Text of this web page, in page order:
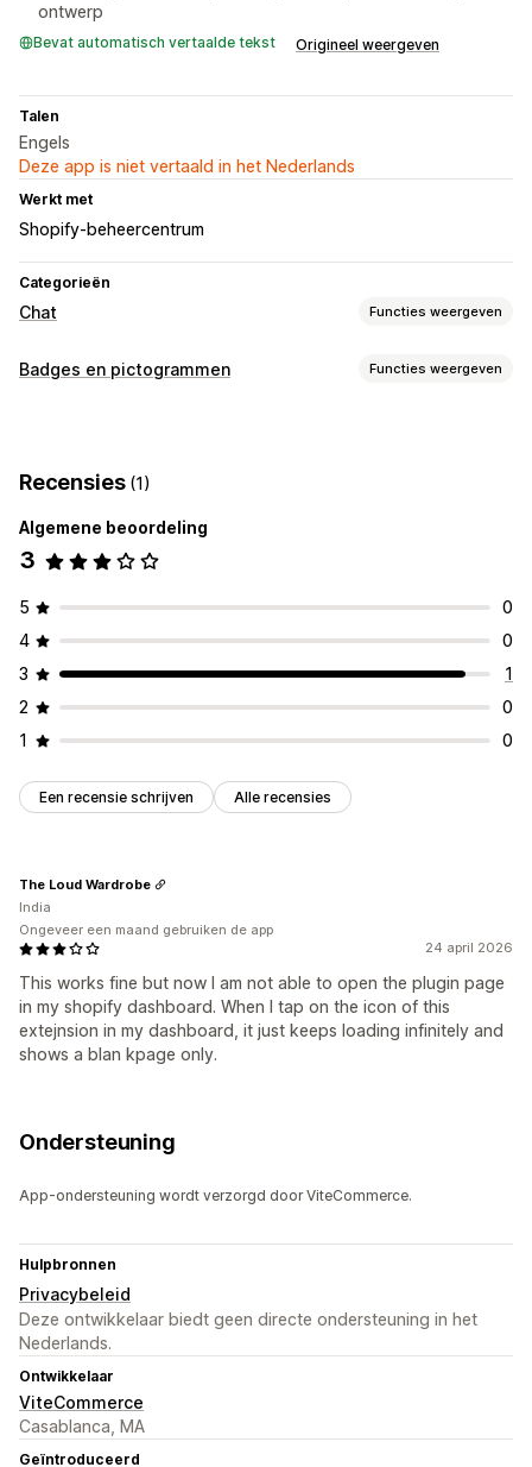
ontwerp
Bevat automatisch vertaalde tekst Origineel weergeven
Talen
Engels
Deze app is niet vertaald in het Nederlands
Werkt met
Shopify-beheercentrum
Categorieën
Chat Functies weergeven
Berichten versturen in real time
Veelgestelde vragen
Aanpassing
Kleur en lettertype
Badges en pictogrammen Functies weergeven
Achtergronden Borders
Lettertypen Stijl
Pictogrampositie
Pagina´s op maat Winkelwagenpagina Checkoutpagina
Collectiepagina's
Productpagina's
Recensies (1)
Algemene beoordeling
3
5
0
4
0
3
1
2
0
1
0
Een recensie schrijven Alle recensies
24 april 2026
This works fine but now I am not able to open the plugin page
in my shopify dashboard. When I tap on the icon of this
extejnsion in my dashboard, it just keeps loading infinitely and
shows a blan kpage only.
The Loud Wardrobe
India
Ongeveer een maand gebruiken de app
Ondersteuning
App-ondersteuning wordt verzorgd door ViteCommerce.
Hulpbronnen
Privacybeleid
Deze ontwikkelaar biedt geen directe ondersteuning in het
Nederlands.
Ontwikkelaar
ViteCommerce
Casablanca, MA
Geïntroduceerd